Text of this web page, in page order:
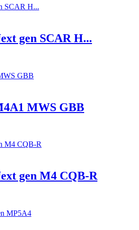
gen SCAR H...
MWS GBB
gen M4 CQB-R